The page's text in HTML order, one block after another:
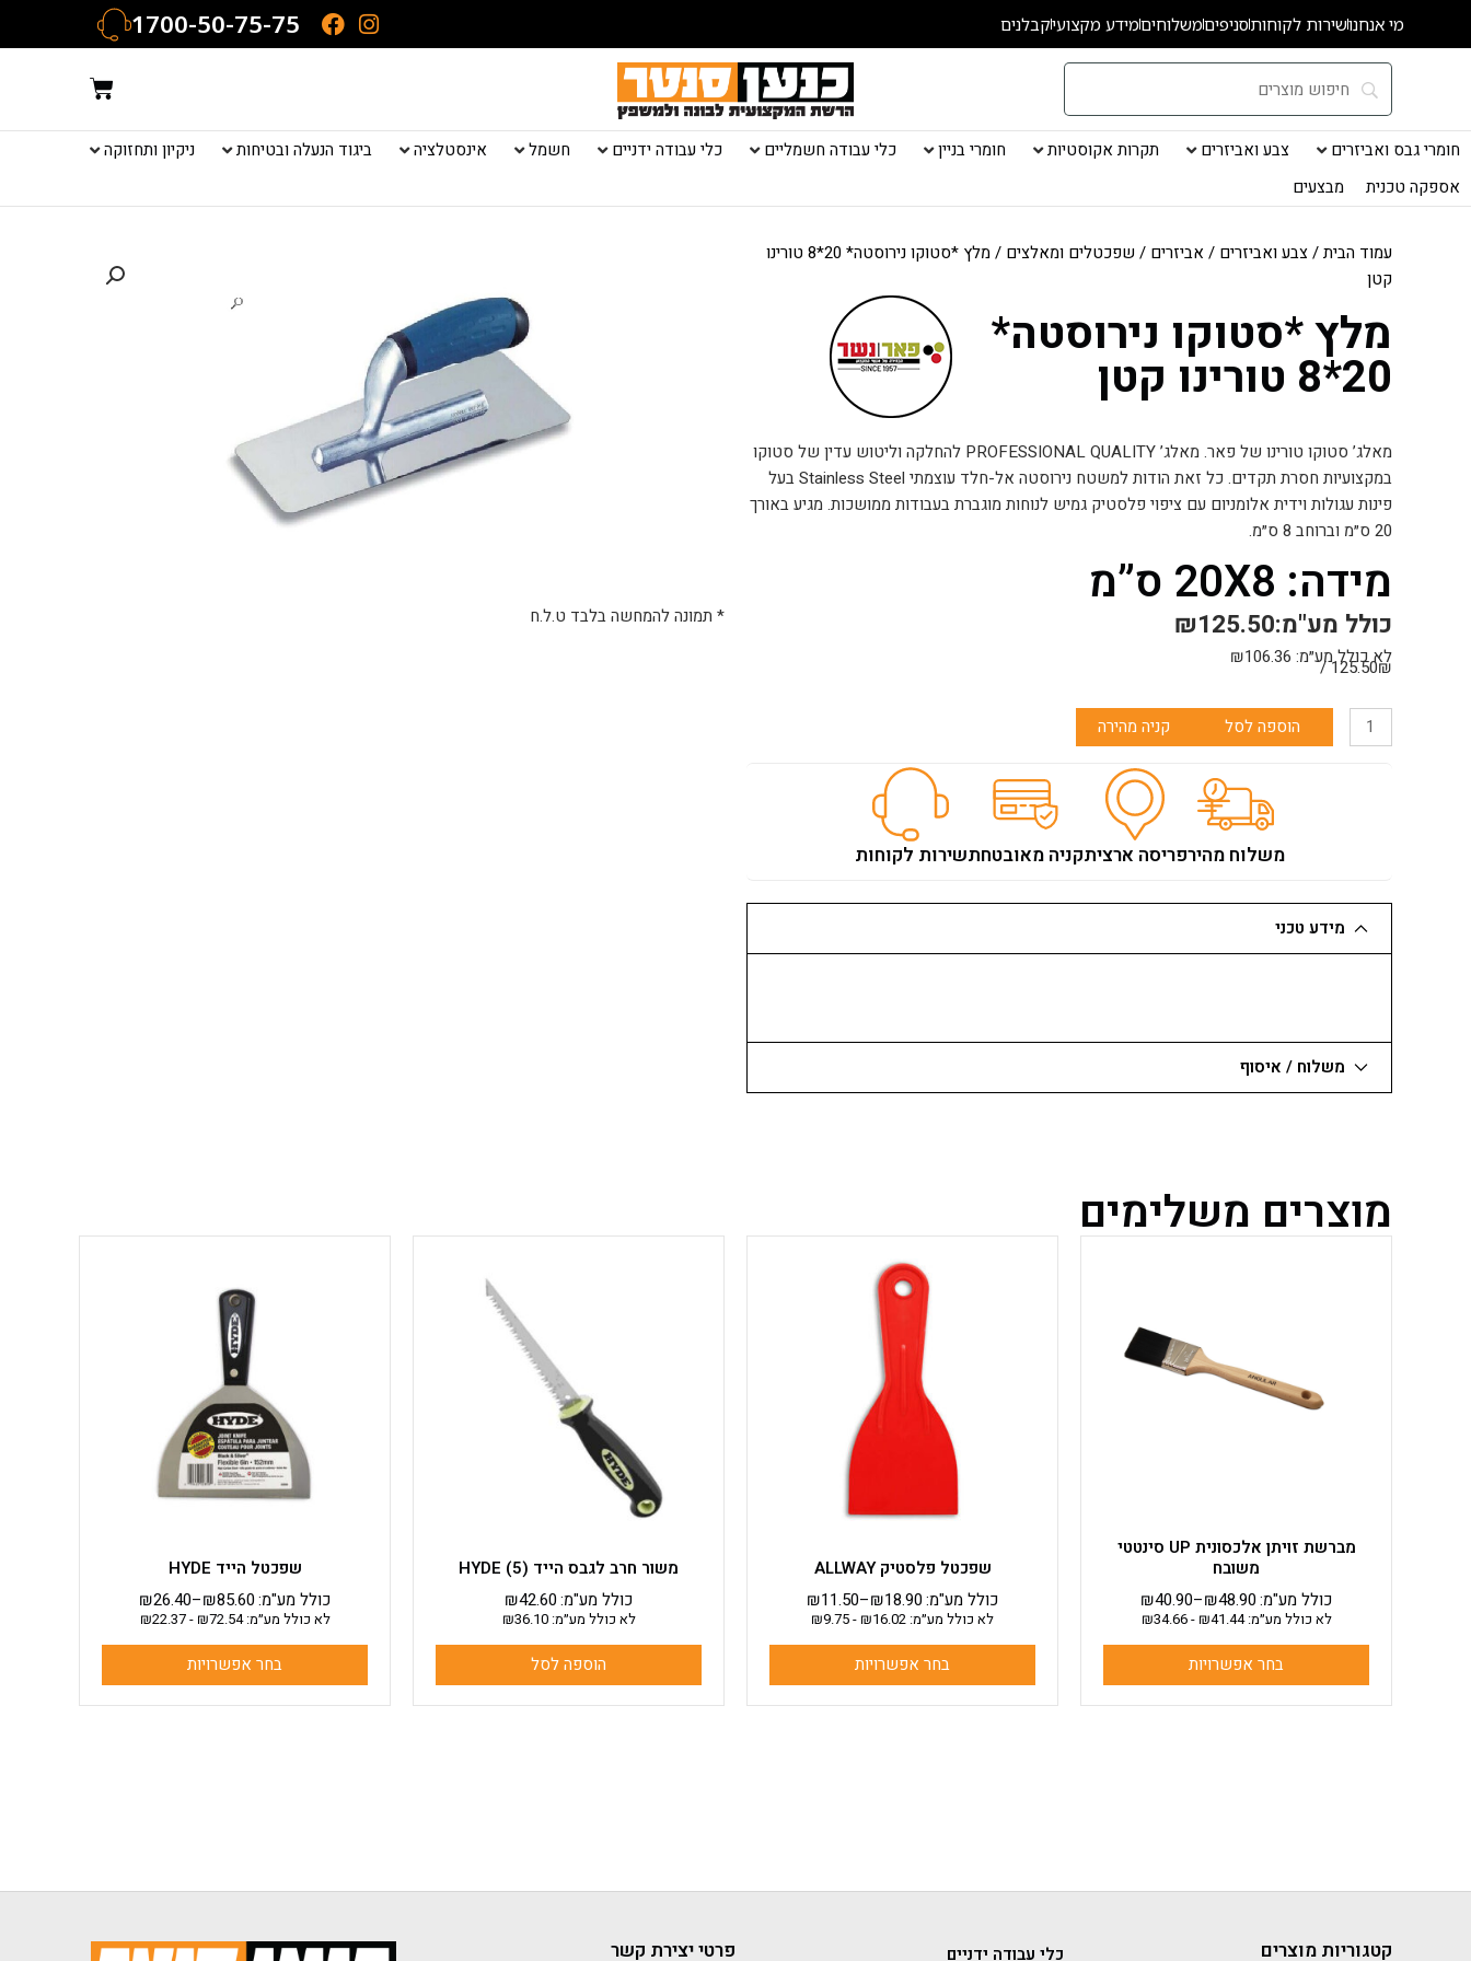
מי אנחנושירות לקוחותסניפיםמשלוחיםמידע מקצועיקבלנים 1700-50-75-75
עגלת
קניות
חומרי גבס ואביזרים צבע ואביזרים תקרות אקוסטיות חומרי בניין כלי עבודה חשמליים כלי עבודה ידניים חשמל אינסטלציה ביגוד הנעלה ובטיחות
ניקיון ותחזוקה
אספקה טכנית
מבצעים
עמוד הבית/צבע ואביזרים / אביזרים / שפכטלים ומאלצים
/ מלץ *סטוקו נירוסטה* 20*8 טורינו
קטן
מלץ *סטוקו נירוסטה*
20*8 טורינו קטן
מאלג’ סטוקו טורינו של פאר. מאלג’ PROFESSIONAL QUALITY להחלקה וליטוש עדין של סטוקו
במקצועיות חסרת תקדים. כל זאת הודות למשטח נירוסטה אל-חלד עוצמתי Stainless Steel בעל
פינות עגולות וידית אלומניום עם ציפוי פלסטיק גמיש לנוחות מוגברת בעבודות ממושכות. מגיע באורך
20 ס״מ וברוחב 8 ס״מ.
מידה: 20X8 ס”מ
₪125.50כולל מע"מ:
לא כולל מע״מ: ₪106.36
125.50₪ /
כמות
הוספה לסל קניה מהירה
משלוח מהירפריסה ארציתקניה מאובטחתשירות לקוחות
מידע טכני
משלוח / איסוף
* תמונה להמחשה בלבד ט.ל.ח
מוצרים משלימים
מברשת זויתן אלכסונית UP סינטטי
משובח
₪40.90–₪48.90כולל מע"מ:
לא כולל מע״מ: ₪41.44
-
₪34.66
בחר אפשרויות
סוגים.
ניתן
שפכטל פלסטיק ALLWAY
₪11.50–₪18.90כולל מע"מ:
לא כולל מע״מ: ₪16.02
-
₪9.75
בחר אפשרויות
זה
יש
מספר
סוגים.
ניתן
לבחור
האפשרויות
המוצר
משור חרב לגבס הייד HYDE (5)
₪42.60כולל מע"מ:
לא כולל מע״מ: ₪36.10
הוספה לסל
שפכטל הייד HYDE
₪26.40–₪85.60כולל מע"מ:
לא כולל מע״מ: ₪72.54
-
₪22.37
בחר אפשרויות
יש
מספר
סוגים.
ניתן
לבחור
את
האפשרויות
בעמוד
קטגוריות מוצרים כלי עבודה ידניים פרטי יצירת קשר